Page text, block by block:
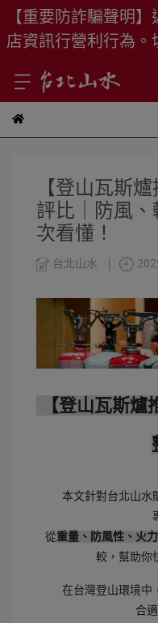
【重要防詐騙聲明
店資訊行營利行為。
【登山瓦斯
評比｜防風
次看懂！
台北山水
【登山瓦斯爐
本文針對台北山水販
從重量、防風性、火
較，幫助你
在台灣登山環境中，
合